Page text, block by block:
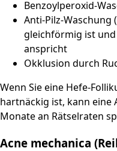
Benzoylperoxid-
Anti-Pilz-Waschung
gleichförmig ist
anspricht
Okklusion durch
Wenn Sie eine Hefe-
hartnäckig ist, kann eine
Monate an Rätselraten
Acne mechanica